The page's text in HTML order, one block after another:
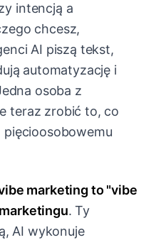
intencją a
chcesz,
AI piszą tekst,
automatyzację i
osoba z
teraz zrobić to, co
pięcioosobowemu
marketing to "vibe
. Ty
AI wykonuje